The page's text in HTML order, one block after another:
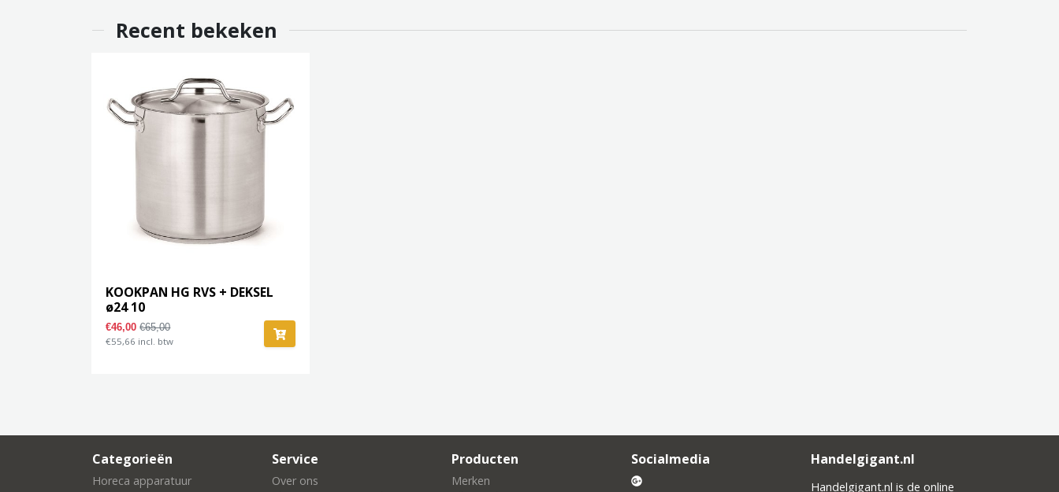
Recent bekeken
KOOKPAN HG RVS + DEKSEL
ø24 10
€46,00€65,00
€55,66 incl. btw
Categorieën
Horeca apparatuur
Service
Over ons
Producten
Merken
Socialmedia Handelgigant.nl
Handelgigant.nl is de online